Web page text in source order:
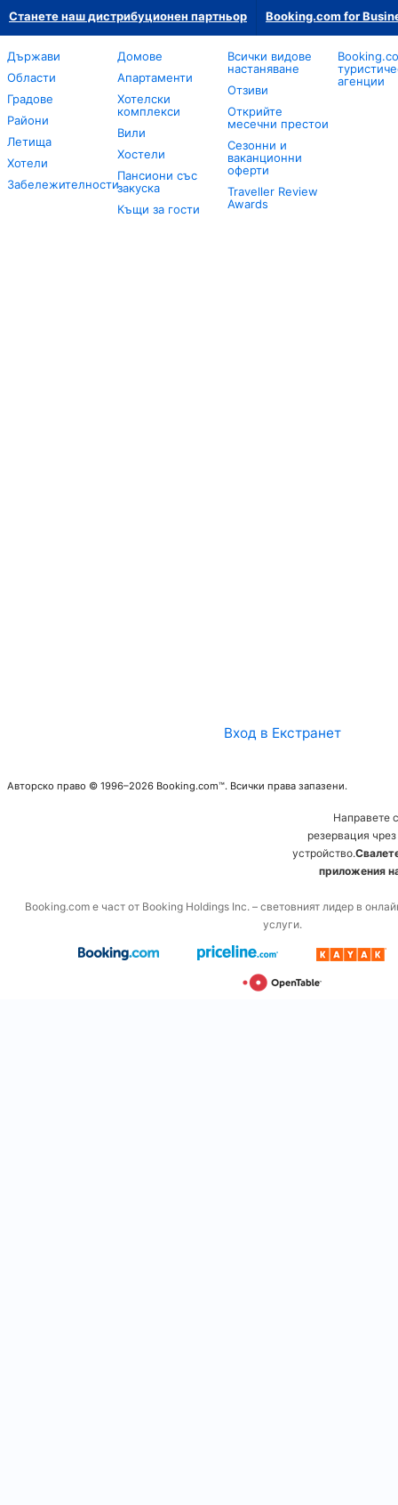
Станете наш дистрибуционен партньор Booking.com for
Държави
Области
Градове
Райони
Летища
Хотели
Забележителности
Домове
Апартаменти
Хотелски
комплекси
Вили
Хостели
Пансиони със
закуска
Къщи за гости
Всички видове
настаняване
Отзиви
Открийте
месечни престои
Сезонни и
ваканционни
оферти
Traveller Review
Awards
агенции
Вход в Екстранет
Авторско право © 1996–2026 Booking.com™. Всички права запазени.
Направете
резервация
устройство.
приложения
Booking.com е част от Booking Holdings Inc. – световният лидер в
услуги.